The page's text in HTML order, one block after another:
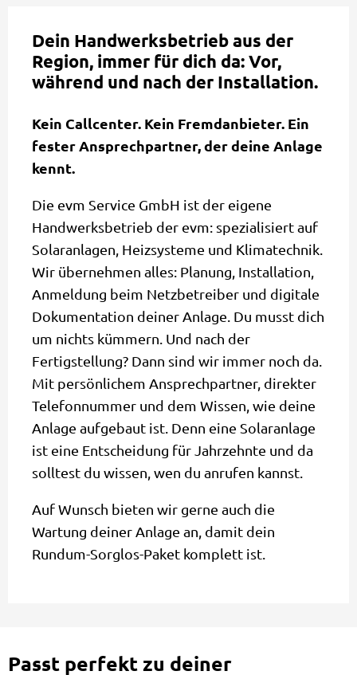
Dein Handwerksbetrieb aus der
Region, immer für dich da: Vor,
während und nach der Installation.
Kein Callcenter. Kein Fremdanbieter. Ein
fester Ansprechpartner, der deine Anlage
kennt.
Die evm Service GmbH ist der eigene
Handwerksbetrieb der evm: spezialisiert auf
Solaranlagen, Heizsysteme und Klimatechnik.
Wir übernehmen alles: Planung, Installation,
Anmeldung beim Netzbetreiber und digitale
Dokumentation deiner Anlage. Du musst dich
um nichts kümmern. Und nach der
Fertigstellung? Dann sind wir immer noch da.
Mit persönlichem Ansprechpartner, direkter
Telefonnummer und dem Wissen, wie deine
Anlage aufgebaut ist. Denn eine Solaranlage
ist eine Entscheidung für Jahrzehnte und da
solltest du wissen, wen du anrufen kannst.
Auf Wunsch bieten wir gerne auch die
Wartung deiner Anlage an, damit dein
Rundum-Sorglos-Paket komplett ist.
Passt perfekt zu deiner